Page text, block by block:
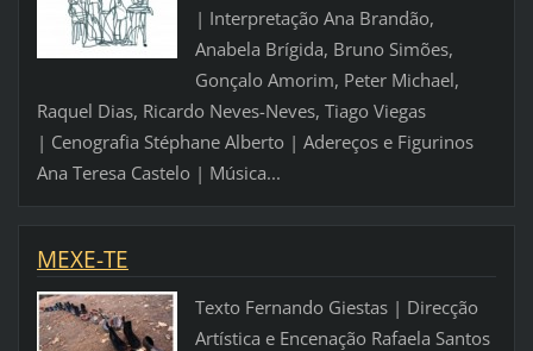
| Interpretação Ana Brandão,
Anabela Brígida, Bruno Simões,
Gonçalo Amorim, Peter Michael,
Raquel Dias, Ricardo Neves-Neves, Tiago Viegas
| Cenografia Stéphane Alberto | Adereços e Figurinos
Ana Teresa Castelo | Música...
MEXE-TE
Texto Fernando Giestas | Direcção
Artística e Encenação Rafaela Santos